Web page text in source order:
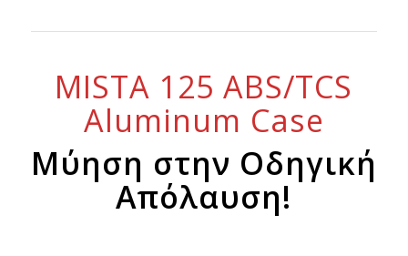
MISTA 125 ABS/TCS
Aluminum Case
Μύηση στην Οδηγική
Απόλαυση!